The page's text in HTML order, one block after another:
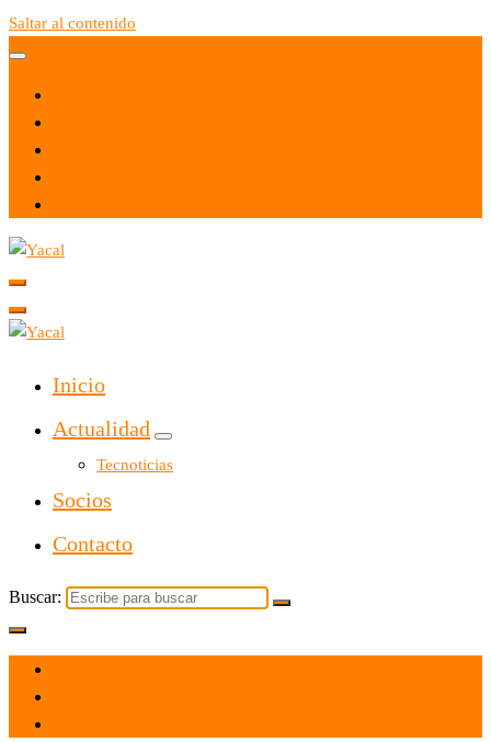
Saltar al contenido
Yacal micro hosting
Inicio
Actualidad
Tecnoticias
Socios
Contacto
Buscar: